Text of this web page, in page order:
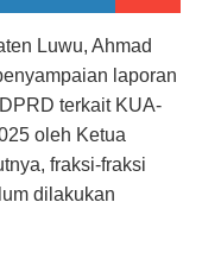
Luwu, Ahmad
laporan
terkait KUA-
oleh Ketua
fraksi-fraksi
dilakukan